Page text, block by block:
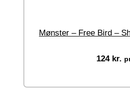
Mønster – Free Bird –
124 kr.